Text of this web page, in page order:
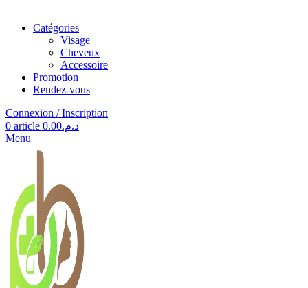
Catégories
Visage
Cheveux
Accessoire
Promotion
Rendez-vous
Connexion / Inscription
0 article د.م.0.00
Menu